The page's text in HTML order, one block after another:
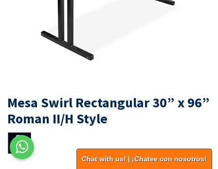
Mesa Swirl Rectangular 30” x 96”
Roman II/H Style
Chat with us! | ¡Chatee con nosotros!